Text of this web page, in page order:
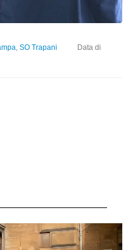
, SO Trapani
Data di